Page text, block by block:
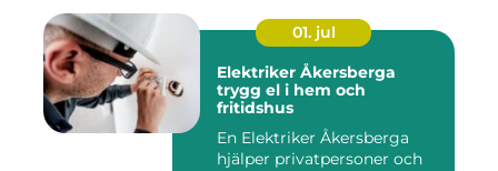
01. jul
Elektriker Åkersberga
trygg el i hem och
fritidshus
En Elektriker Åkersberga
hjälper privatpersoner och